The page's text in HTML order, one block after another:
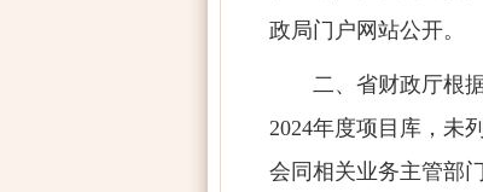
政局门户网站公开。
二、省财政厅根
2024年度项目库，未
会同相关业务主管部